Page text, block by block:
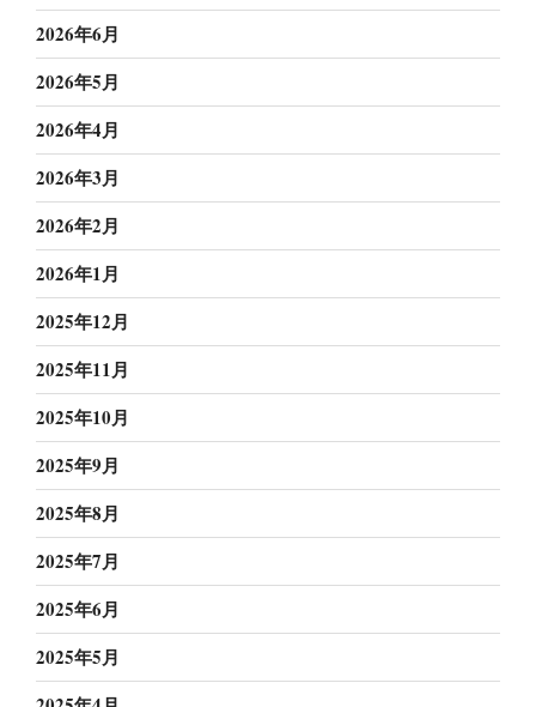
2026年6月
2026年5月
2026年4月
2026年3月
2026年2月
2026年1月
2025年12月
2025年11月
2025年10月
2025年9月
2025年8月
2025年7月
2025年6月
2025年5月